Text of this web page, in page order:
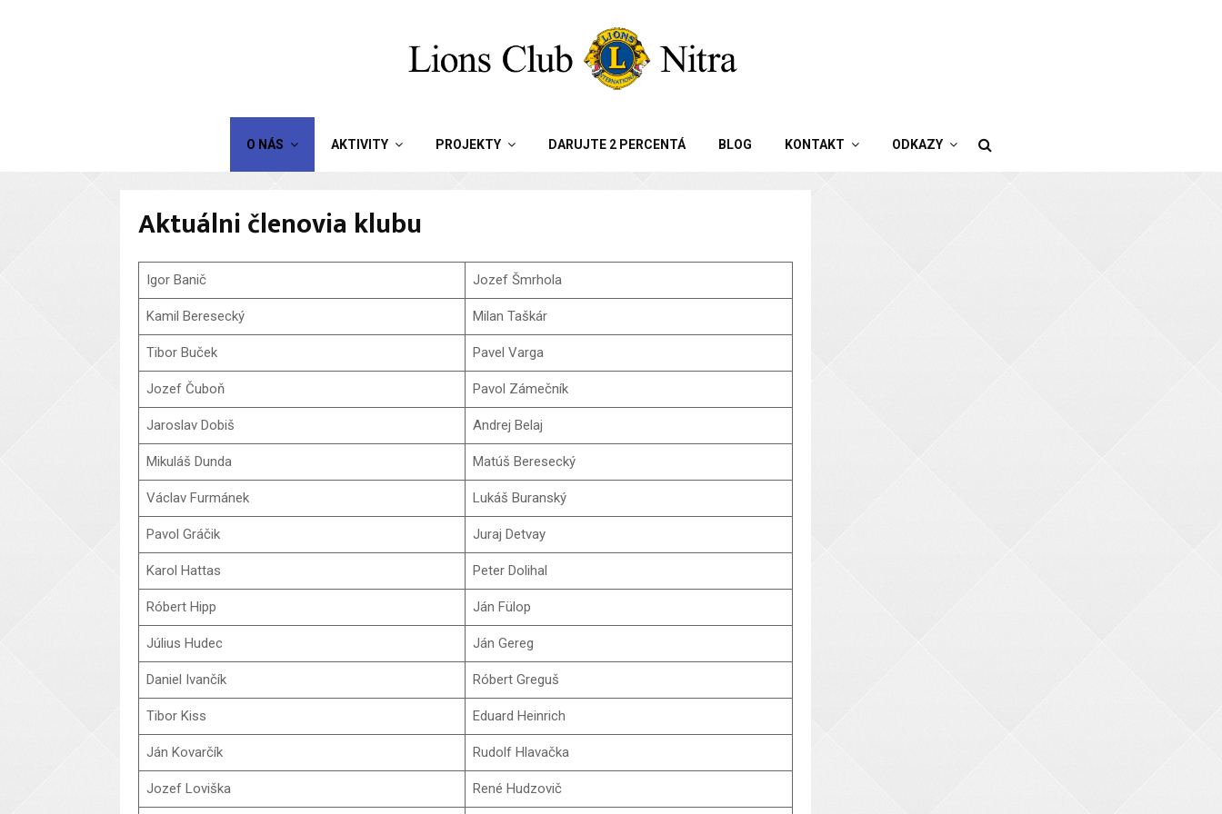
O NÁS AKTIVITY PROJEKTY DARUJTE 2 PERCENTÁ BLOG KONTAKT ODKAZY
Aktuálni členovia klubu
Igor Banič Jozef Šmrhola
Kamil Beresecký Milan Taškár
Tibor Buček Pavel Varga
Jozef Čuboň Pavol Zámečník
Jaroslav Dobiš Andrej Belaj
Mikuláš Dunda Matúš Beresecký
Václav Furmánek Lukáš Buranský
Pavol Gráčik Juraj Detvay
Karol Hattas Peter Dolihal
Róbert Hipp Ján Fülop
Július Hudec Ján Gereg
Daniel Ivančík Róbert Greguš
Tibor Kiss Eduard Heinrich
Ján Kovarčík Rudolf Hlavačka
Jozef Loviška René Hudzovič